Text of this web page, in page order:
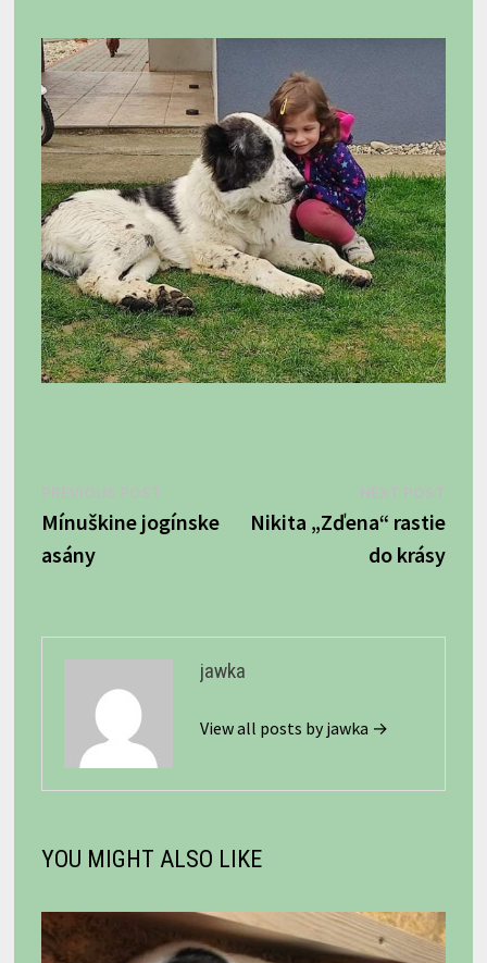
v
článku
post:
Mínuškine jogínske
asány
post:
Nikita „Zďena“ rastie
do krásy
jawka
View all posts by jawka →
YOU MIGHT ALSO LIKE